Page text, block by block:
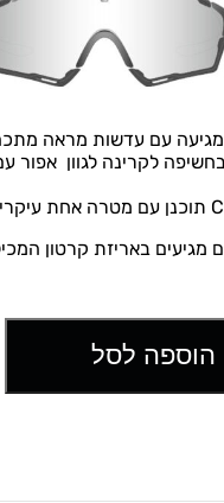
לקרינה לגוון אפור
מגיעים באריזת קרטון
הוספה לסל